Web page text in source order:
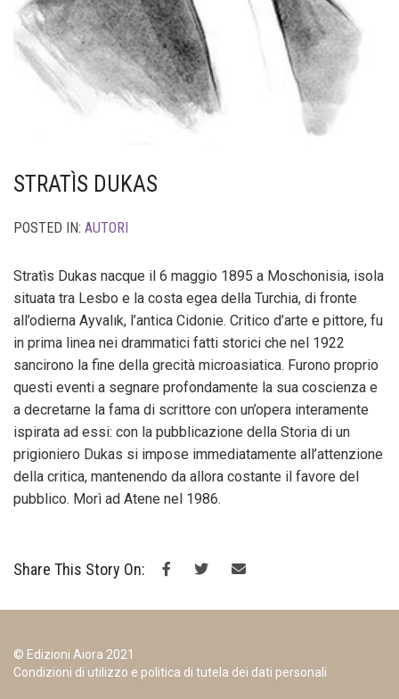
STRATÌS DUKAS
POSTED IN: AUTORI
Stratìs Dukas nacque il 6 maggio 1895 a Moschonisia, isola
situata tra Lesbo e la costa egea della Turchia, di fronte
all’odierna Ayvalık, l’antica Cidonie. Critico d’arte e pittore, fu
in prima linea nei drammatici fatti storici che nel 1922
sancirono la fine della grecità microasiatica. Furono proprio
questi eventi a segnare profondamente la sua coscienza e
a decretarne la fama di scrittore con un’opera interamente
ispirata ad essi: con la pubblicazione della Storia di un
prigioniero Dukas si impose imme­diatamente all’attenzione
della critica, mantenendo da allora costante il favore del
pubblico. Morì ad Atene nel 1986.
Share This Story On:
© Edizioni Aiora 2021
Condizioni di utilizzo e politica di tutela dei dati personali